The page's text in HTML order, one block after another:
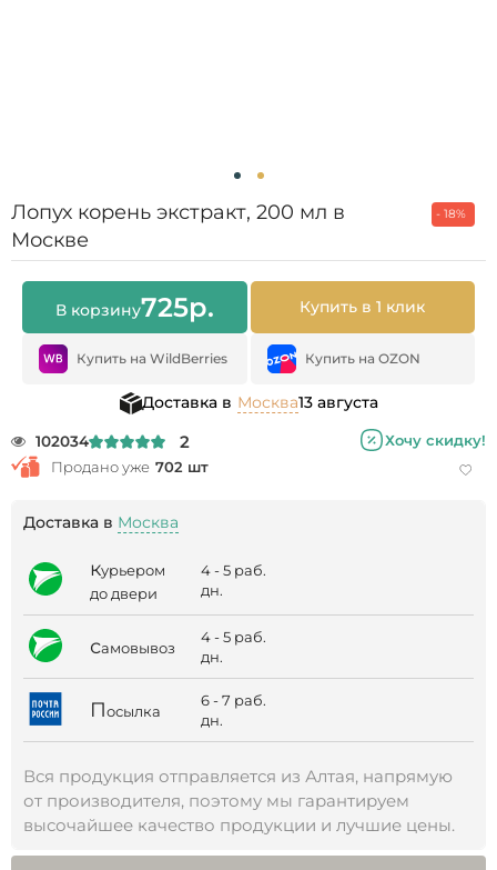
Лопух корень экстракт, 200 мл в
Москве
- 18%
В корзину725р. Купить в 1 клик
Купить на WildBerries Купить на OZON
Доставка в Москва13 августа
102034 2
Хочу скидку!
Продано уже 702 шт
Доставка в Москва
курьером
до двери
4 - 5 раб.
дн.
самовывоз
4 - 5 раб.
дн.
Посылка
6 - 7 раб.
дн.
Вся продукция отправляется из Алтая, напрямую
от производителя, поэтому мы гарантируем
высочайшее качество продукции и лучшие цены.